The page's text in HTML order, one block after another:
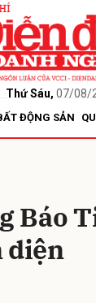
Thứ Sáu, 07/08/
ĐỘNG SẢN
Báo
diện